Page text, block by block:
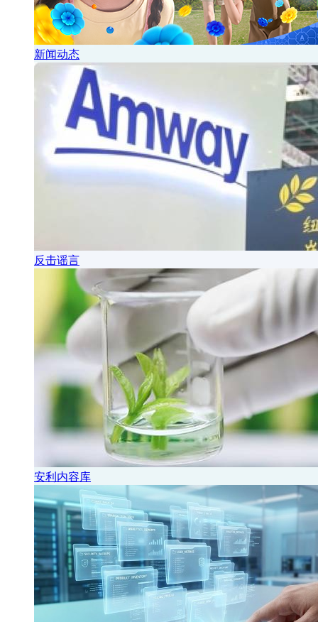
新闻动态
反击谣言
安利内容库